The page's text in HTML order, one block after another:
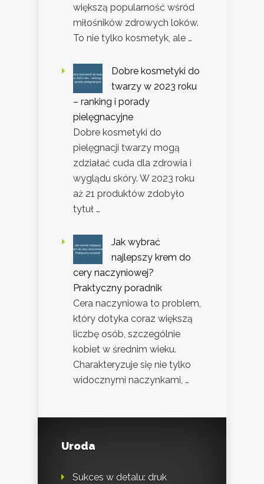
większą popularność wśród
miłośników zdrowych loków.
To nie tylko kosmetyk, ale …
Dobre kosmetyki do
twarzy w 2023 roku
– ranking i porady
pielęgnacyjne
Dobre kosmetyki do
pielęgnacji twarzy mogą
zdziałać cuda dla zdrowia i
wyglądu skóry. W 2023 roku
aż 21 produktów zdobyło
tytuł …
Jak wybrać
najlepszy krem do
cery naczyniowej?
Praktyczny poradnik
Cera naczyniowa to problem,
który dotyka coraz większą
liczbę osób, szczególnie
kobiet w średnim wieku.
Charakteryzuje się nie tylko
widocznymi naczynkami, …
Uroda
Sukces w detalu: druk